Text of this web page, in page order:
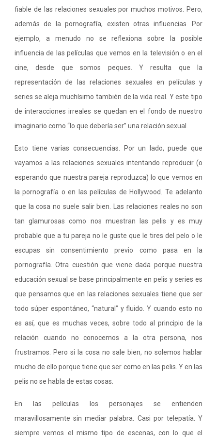
fiable de las relaciones sexuales por muchos motivos. Pero,
además de la pornografía, existen otras influencias. Por
ejemplo, a menudo no se reflexiona sobre la posible
influencia de las películas que vemos en la televisión o en el
cine, desde que somos peques. Y resulta que la
representación de las relaciones sexuales en películas y
series se aleja muchísimo también de la vida real. Y este tipo
de interacciones irreales se quedan en el fondo de nuestro
imaginario como “lo que debería ser” una relación sexual.
Esto tiene varias consecuencias. Por un lado, puede que
vayamos a las relaciones sexuales intentando reproducir (o
esperando que nuestra pareja reproduzca) lo que vemos en
la pornografía o en las películas de Hollywood. Te adelanto
que la cosa no suele salir bien. Las relaciones reales no son
tan glamurosas como nos muestran las pelis y es muy
probable que a tu pareja no le guste que le tires del pelo o le
escupas sin consentimiento previo como pasa en la
pornografía. Otra cuestión que viene dada porque nuestra
educación sexual se base principalmente en pelis y series es
que pensamos que en las relaciones sexuales tiene que ser
todo súper espontáneo, “natural” y fluido. Y cuando esto no
es así, que es muchas veces, sobre todo al principio de la
relación cuando no conocemos a la otra persona, nos
frustramos. Pero si la cosa no sale bien, no solemos hablar
mucho de ello porque tiene que ser como en las pelis. Y en las
pelis no se habla de estas cosas.
En las películas los personajes se entienden
maravillosamente sin mediar palabra. Casi por telepatía. Y
siempre vemos el mismo tipo de escenas, con lo que el